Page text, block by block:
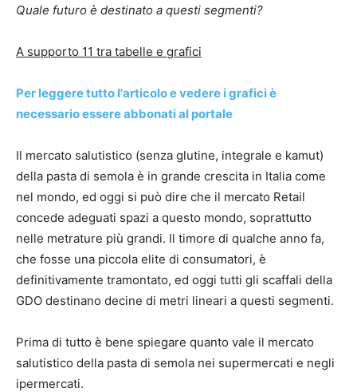
Quale futuro è destinato a questi segmenti?
A supporto 11 tra tabelle e grafici
Per leggere tutto l'articolo e vedere i grafici è
necessario essere abbonati al portale
Il mercato salutistico (senza glutine, integrale e kamut)
della pasta di semola è in grande crescita in Italia come
nel mondo, ed oggi si può dire che il mercato Retail
concede adeguati spazi a questo mondo, soprattutto
nelle metrature più grandi. Il timore di qualche anno fa,
che fosse una piccola elite di consumatori, è
definitivamente tramontato, ed oggi tutti gli scaffali della
GDO destinano decine di metri lineari a questi segmenti.
Prima di tutto è bene spiegare quanto vale il mercato
salutistico della pasta di semola nei supermercati e negli
ipermercati.